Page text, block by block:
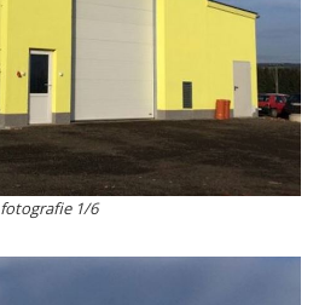
fotografie 1/6